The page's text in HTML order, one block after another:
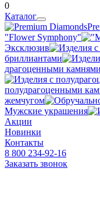
0
Каталог
"Flower Symphony"
Эксклюзив
бриллиантами
драгоценными камнями
полудрагоценными
жемчугом
Мужские украшения
Акции
Новинки
Контакты
8 800 234-92-16
Заказать звонок